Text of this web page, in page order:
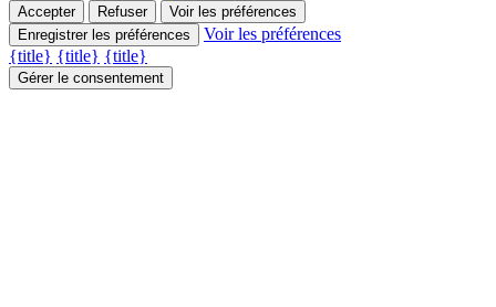
Accepter Refuser
Voir les préférences
Enregistrer les préférences
Voir les préférences
{title} {title} {title}
Gérer le consentement